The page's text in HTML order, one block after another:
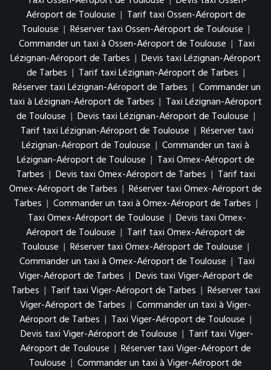
Aéroport de Toulouse | Tarif taxi Ossen-Aéroport de
Toulouse | Réserver taxi Ossen-Aéroport de Toulouse |
Commander un taxi à Ossen-Aéroport de Toulouse | Taxi
Lézignan-Aéroport de Tarbes | Devis taxi Lézignan-Aéroport
de Tarbes | Tarif taxi Lézignan-Aéroport de Tarbes |
Réserver taxi Lézignan-Aéroport de Tarbes | Commander un
taxi à Lézignan-Aéroport de Tarbes | Taxi Lézignan-Aéroport
de Toulouse | Devis taxi Lézignan-Aéroport de Toulouse |
Tarif taxi Lézignan-Aéroport de Toulouse | Réserver taxi
Lézignan-Aéroport de Toulouse | Commander un taxi à
Lézignan-Aéroport de Toulouse | Taxi Omex-Aéroport de
Tarbes | Devis taxi Omex-Aéroport de Tarbes | Tarif taxi
Omex-Aéroport de Tarbes | Réserver taxi Omex-Aéroport de
Tarbes | Commander un taxi à Omex-Aéroport de Tarbes |
Taxi Omex-Aéroport de Toulouse | Devis taxi Omex-
Aéroport de Toulouse | Tarif taxi Omex-Aéroport de
Toulouse | Réserver taxi Omex-Aéroport de Toulouse |
Commander un taxi à Omex-Aéroport de Toulouse | Taxi
Viger-Aéroport de Tarbes | Devis taxi Viger-Aéroport de
Tarbes | Tarif taxi Viger-Aéroport de Tarbes | Réserver taxi
Viger-Aéroport de Tarbes | Commander un taxi à Viger-
Aéroport de Tarbes | Taxi Viger-Aéroport de Toulouse |
Devis taxi Viger-Aéroport de Toulouse | Tarif taxi Viger-
Aéroport de Toulouse | Réserver taxi Viger-Aéroport de
Toulouse | Commander un taxi à Viger-Aéroport de